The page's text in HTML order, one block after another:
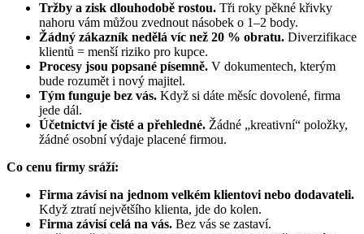
Tržby a zisk dlouhodobě rostou. Tři roky pěkné křivky
nahoru vám můžou zvednout násobek o 1–2 body.
Žádný zákazník nedělá víc než 20 % obratu. Diverzifikace
klientů = menší riziko pro kupce.
Procesy jsou popsané písemně. V dokumentech, kterým
bude rozumět i nový majitel.
Tým funguje bez vás. Když si dáte měsíc dovolené, firma
jede dál.
Účetnictví je čisté a přehledné. Žádné „kreativní“ položky,
žádné osobní výdaje placené firmou.
Co cenu firmy sráží:
Firma závisí na jednom velkém klientovi nebo dodavateli.
Když ztratí největšího klienta, jde do kolen.
Firma závisí celá na vás. Bez vás se zastaví.